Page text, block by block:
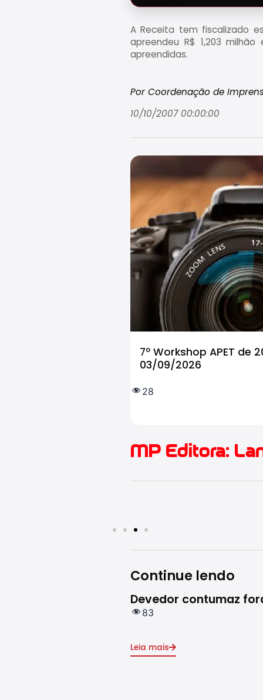
A Receita tem fiscalizado
apreendeu R$ 1,203
apreendidas.
Por Coordenação de
10/10/2007 00:00:00
7º Workshop APET
03/09/2026
28
MP Editora:
Continue lendo
Devedor contumaz
83
Leia mais